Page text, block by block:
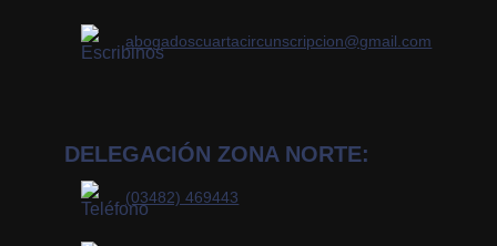
abogadoscuartacircunscripcion@gmail.com
DELEGACIÓN ZONA NORTE:
(03482) 469443